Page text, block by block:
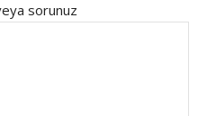
sorunuz